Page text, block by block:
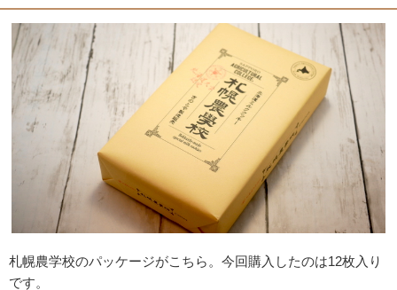
札幌農学校のパッケージがこちら。今回購入したのは12枚入り
です。